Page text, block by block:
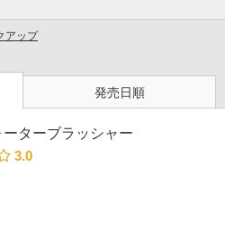
アップ
発売日順
ターブラッシャー
3.0